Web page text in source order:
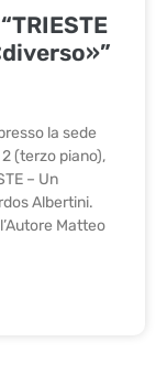
la sede
(terzo piano),
– Un
Albertini.
Matteo